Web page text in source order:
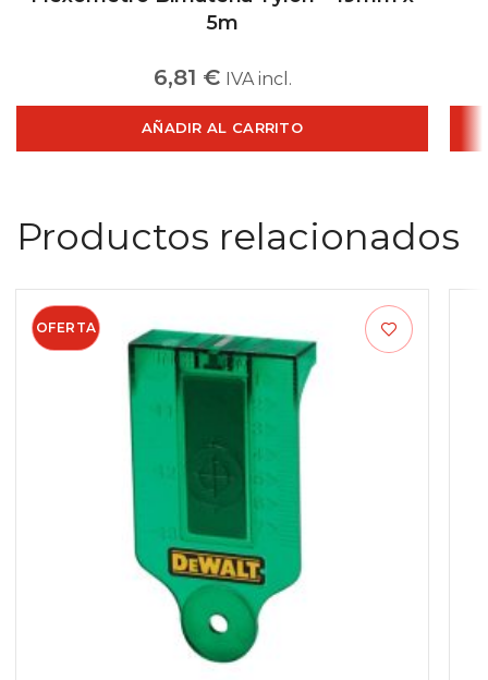
5m
6,81 € IVA incl.
AÑADIR AL CARRITO
Productos relacionados
OFERTA